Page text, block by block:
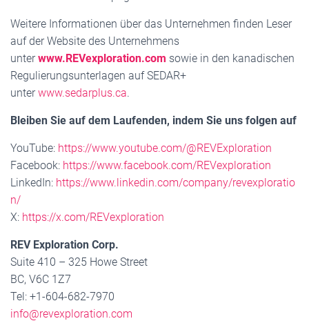
Weitere Informationen über das Unternehmen finden Leser
auf der Website des Unternehmens
unterwww.REVexploration.com sowie in den kanadischen
Regulierungsunterlagen auf SEDAR+
unterwww.sedarplus.ca.
Bleiben Sie auf dem Laufenden, indem Sie uns folgen auf
YouTube: https://www.youtube.com/@REVExploration
Facebook: https://www.facebook.com/REVexploration
LinkedIn: https://www.linkedin.com/company/revexploratio
n/
X: https://x.com/REVexploration
REV Exploration Corp.
Suite 410 – 325 Howe Street
BC, V6C 1Z7
Tel: +1-604-682-7970
info@revexploration.com